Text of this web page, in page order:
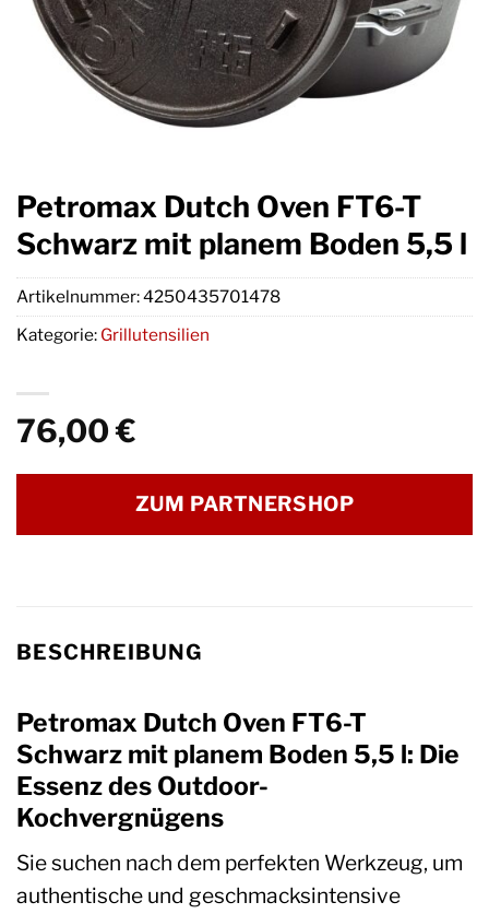
Petromax Dutch Oven FT6-T
Schwarz mit planem Boden 5,5 l
76,00€
ZUM PARTNERSHOP
Artikelnummer:4250435701478
Kategorie: Grillutensilien
BESCHREIBUNG
Petromax Dutch Oven FT6-T
Schwarz mit planem Boden 5,5 l: Die
Essenz des Outdoor-
Kochvergnügens
Sie suchen nach dem perfekten Werkzeug, um
authentische und geschmacksintensive